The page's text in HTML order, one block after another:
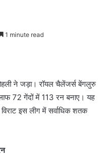
1 minute read
ने जड़ा। रॉयल चैलेंजर्स बेंगलुरु
72 गेंदों में 113 रन बनाए। यह
इस लीग में सर्वाधिक शतक